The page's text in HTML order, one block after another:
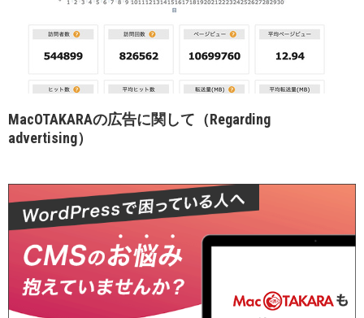
MacOTAKARAの広告に関して（Regarding
advertising）